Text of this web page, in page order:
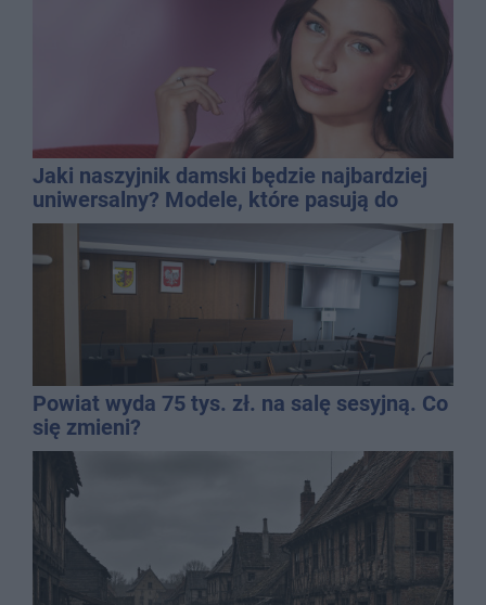
Jaki naszyjnik damski będzie najbardziej
uniwersalny? Modele, które pasują do
wielu stylizacji
Powiat wyda 75 tys. zł. na salę sesyjną. Co
się zmieni?